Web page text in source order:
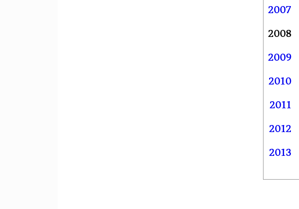
2007
2008
2009
2010
2011
2012
2013